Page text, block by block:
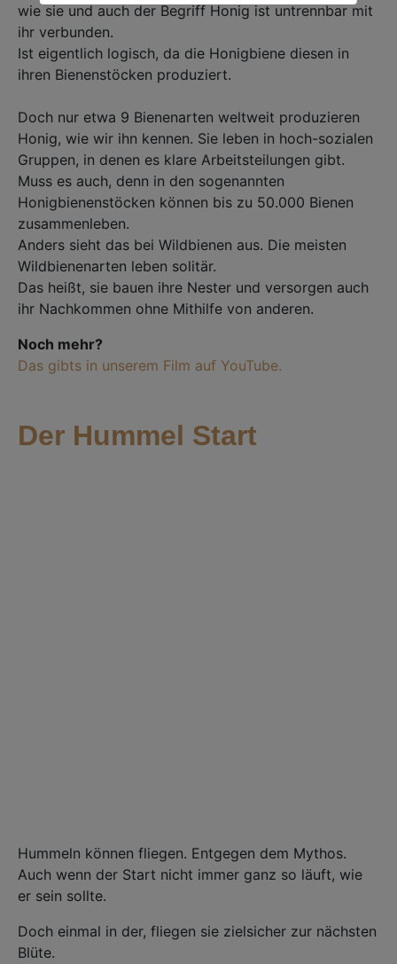
wie sie und auch der Begriff Honig ist untrennbar mit
ihr verbunden. ⁣⁣
Ist eigentlich logisch, da die Honigbiene diesen in
ihren Bienenstöcken produziert. ⁣⁣
Doch nur etwa 9 Bienenarten weltweit produzieren
Honig, wie wir ihn kennen. Sie leben in hoch-sozialen
Gruppen, in denen es klare Arbeitsteilungen gibt.
Muss es auch, denn in den sogenannten
Honigbienenstöcken können bis zu 50.000 Bienen
zusammenleben.⁣⁣
Anders sieht das bei Wildbienen aus. Die meisten
Wildbienenarten leben solitär.⁣⁣
Das heißt, sie bauen ihre Nester und versorgen auch
ihr Nachkommen ohne Mithilfe von anderen.⁣⁣
Noch mehr?
Das gibts in unserem Film auf YouTube.⁣⁣
Der Hummel Start
Hummeln können fliegen. Entgegen dem Mythos.
Auch wenn der Start nicht immer ganz so läuft, wie
er sein sollte.
Doch einmal in der, fliegen sie zielsicher zur nächsten
Blüte.